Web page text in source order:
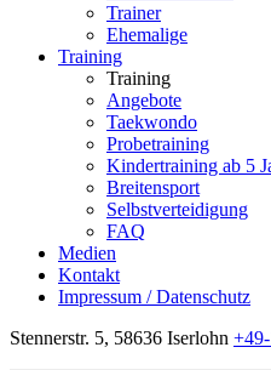
Trainer
Ehemalige
Training
Training
Angebote
Taekwondo
Probetraining
Kindertraining ab 5
Breitensport
Selbstverteidigung
FAQ
Medien
Kontakt
Impressum / Datenschutz
Stennerstr. 5, 58636 Iserlohn